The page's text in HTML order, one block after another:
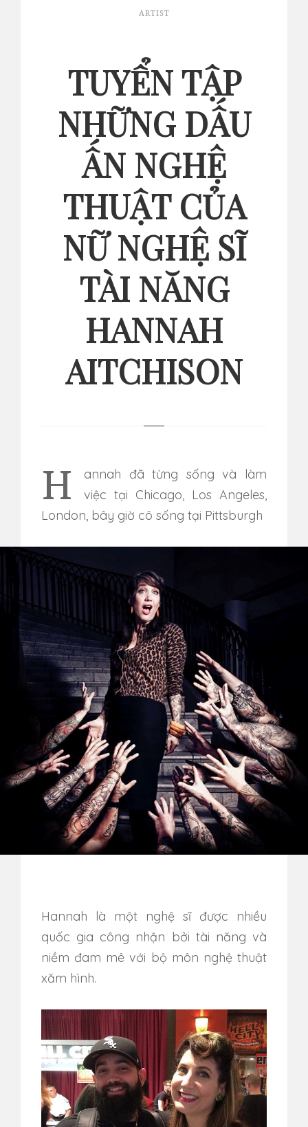
ARTIST
TUYỂN TẬP
NHỮNG DẤU
ẤN NGHỆ
THUẬT CỦA
NỮ NGHỆ SĨ
TÀI NĂNG
HANNAH
AITCHISON
Hannah đã từng sống và làm
việc tại Chicago, Los Angeles,
London, bây giờ cô sống tại Pittsburgh
Hannah là một nghệ sĩ được nhiều
quốc gia công nhận bởi tài năng và
niềm đam mê với bộ môn nghệ thuật
xăm hình.